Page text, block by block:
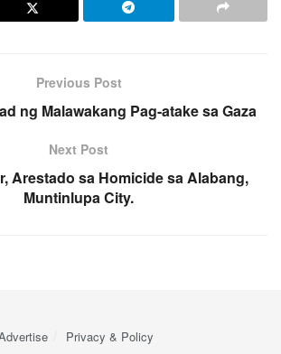
Previous Post
ng Malawakang Pag-atake sa Gaza
Next Post
Arestado sa Homicide sa Alabang,
Muntinlupa City.
Privacy & Policy